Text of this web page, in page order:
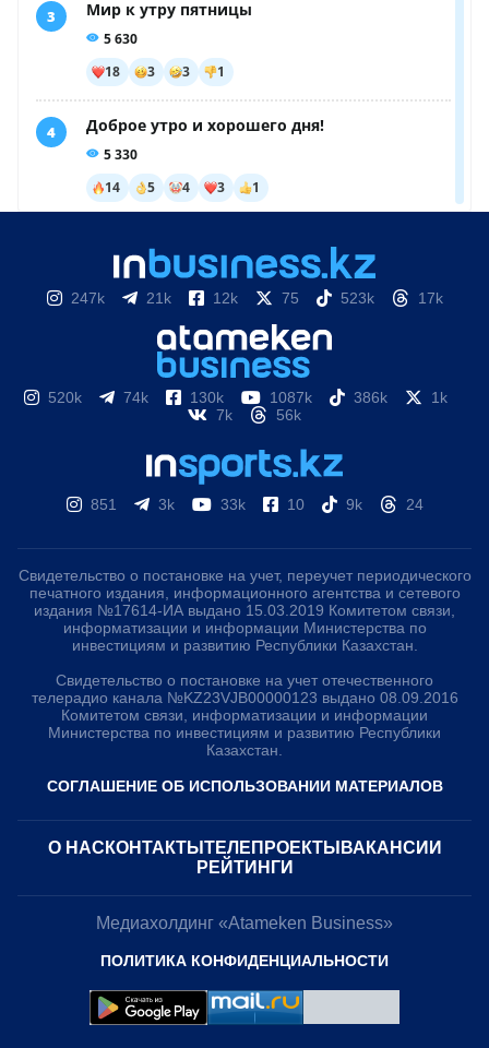
247k 21k 12k 75 523k 17k
520k 74k 130k 1087k 386k
1k
7k
56k
851 3k 33k 10 9k 24
Свидетельство о постановке на учет, переучет периодического
печатного издания, информационного агентства и сетевого
издания №17614-ИА выдано 15.03.2019 Комитетом связи,
информатизации и информации Министерства по
инвестициям и развитию Республики Казахстан.
Свидетельство о постановке на учет отечественного
телерадио канала №KZ23VJB00000123 выдано 08.09.2016
Комитетом связи, информатизации и информации
Министерства по инвестициям и развитию Республики
Казахстан.
СОГЛАШЕНИЕ ОБ ИСПОЛЬЗОВАНИИ МАТЕРИАЛОВ
О НАС КОНТАКТЫ ТЕЛЕПРОЕКТЫ ВАКАНСИИ
РЕЙТИНГИ
Медиахолдинг «Atameken Business»
ПОЛИТИКА КОНФИДЕНЦИАЛЬНОСТИ